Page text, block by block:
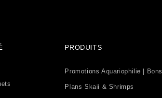
PRODUITS
Promotions Aquariophilie | Bons
Plans Skaii & Shrimps